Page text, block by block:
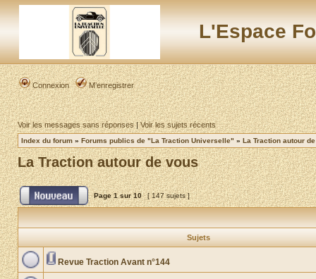
L'Espace
Connexion M’enregistrer
Voir les messages sans réponses|Voir les sujets récents
Index du forum » Forums publics de "La Traction Universelle" » La Traction autour
La Traction autour de vous
Page1sur10 [ 147 sujets ]
Sujets
Revue Traction Avant n°144